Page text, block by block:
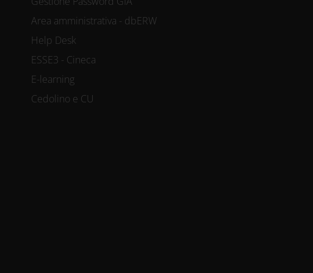
Area amministrativa - dbERW
Help Desk
ESSE3 - Cineca
E-learning
Cedolino e CU